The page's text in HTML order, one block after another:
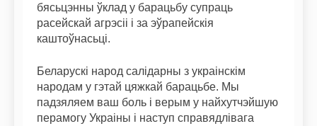
бясьцэнны ўклад у барацьбу супраць
расейскай агрэсіі і за эўрапейскія
каштоўнасьці.
Беларускі народ салідарны з украінскім
народам у гэтай цяжкай барацьбе. Мы
падзяляем ваш боль і верым у найхутчэйшую
перамогу Украіны і наступ справядлівага